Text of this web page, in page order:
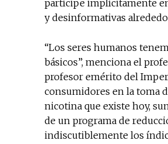
partícipe implícitamente
y desinformativas
“Los seres humanos
básicos”, menciona el
profesor emérito del
consumidores en la toma
nicotina que existe hoy,
de un programa de
indiscutiblemente los